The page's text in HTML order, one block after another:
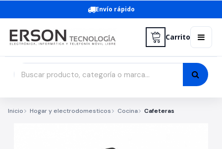
Envío rápido
Carrito
Inicio Hogar y electrodomesticos Cocina Cafeteras